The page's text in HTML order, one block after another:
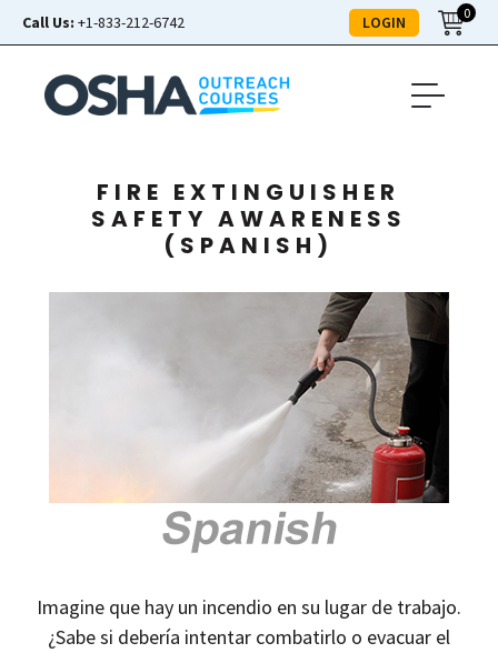
Call Us: +1-833-212-6742 LOGIN 0
FIRE EXTINGUISHER
SAFETY AWARENESS
(SPANISH)
Imagine que hay un incendio en su lugar de trabajo.
¿Sabe si debería intentar combatirlo o evacuar el